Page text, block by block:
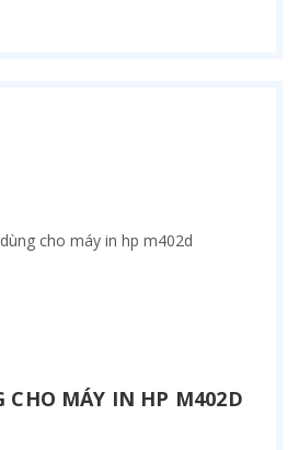
CHO MÁY IN HP M402D